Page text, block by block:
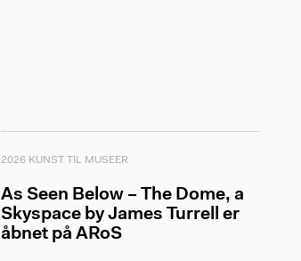
2026 KUNST TIL MUSEER
As Seen Below – The Dome, a
Skyspace by James Turrell er
åbnet på ARoS